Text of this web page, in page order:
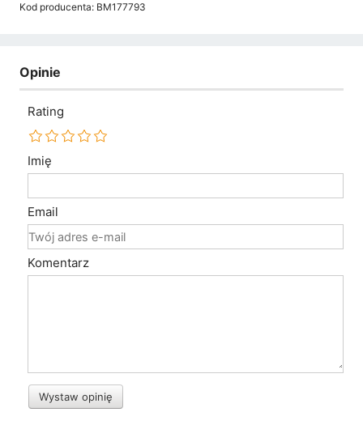
Kod producenta: BM177793
Opinie
Rating
Imię
Email
Komentarz
Wystaw opinię